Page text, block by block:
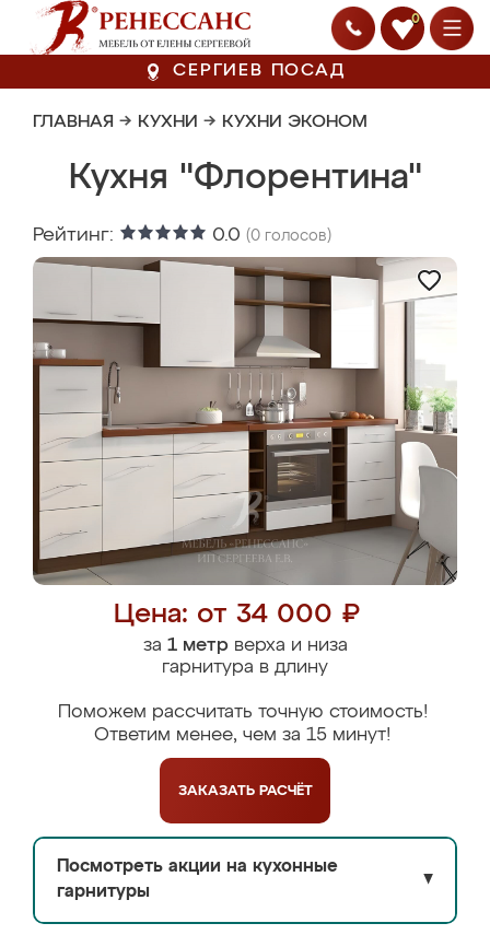
0
СЕРГИЕВ ПОСАД
ГЛАВНАЯ → КУХНИ → КУХНИ ЭКОНОМ
Кухня "Флорентина"
Рейтинг: 0.0 (0 голосов)
Цена: от 34 000 ₽
за 1 метрверха и низа
гарнитура в длину
Поможем рассчитать точную стоимость!
Ответим менее, чем за 15 минут!
ЗАКАЗАТЬ РАСЧЁТ
Посмотреть акции на кухонные
гарнитуры
▼